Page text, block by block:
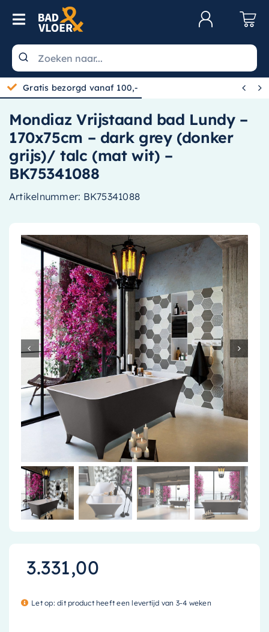
Skip to content
Toggle Navigation
Wastafels
Toiletten
Spiegels
Kranen
Douche
Badkamermeubels
Radiatoren
Accessoires
Installatiemateriaal
Klimaatbeheersing
PVC
Tegels
Gratis bezorgd vanaf 100,-  
Mondiaz Vrijstaand bad Lundy –
170x75cm – dark grey (donker
grijs)/ talc (mat wit) –
BK75341088
Artikelnummer: BK75341088
3.331,00
Let op: dit product heeft een levertijd van 3-4 weken